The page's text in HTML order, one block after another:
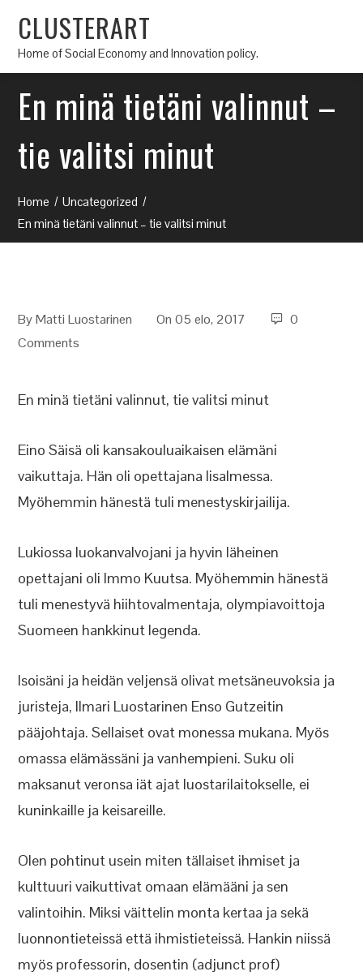
CLUSTERART
Home of Social Economy and Innovation policy.
En minä tietäni valinnut –
tie valitsi minut
Home
Uncategorized
En minä tietäni valinnut – tie valitsi minut
ByMatti Luostarinen On 05 elo, 2017
0
Comments
En minä tietäni valinnut, tie valitsi minut
Eino Säisä oli kansakouluaikaisen elämäni
vaikuttaja. Hän oli opettajana Iisalmessa.
Myöhemmin hänestä tuli menestyskirjailija.
Lukiossa luokanvalvojani ja hyvin läheinen
opettajani oli Immo Kuutsa. Myöhemmin hänestä
tuli menestyvä hiihtovalmentaja, olympiavoittoja
Suomeen hankkinut legenda.
Isoisäni ja heidän veljensä olivat metsäneuvoksia ja
juristeja, Ilmari Luostarinen Enso Gutzeitin
pääjohtaja. Sellaiset ovat monessa mukana. Myös
omassa elämässäni ja vanhempieni. Suku oli
maksanut veronsa iät ajat luostarilaitokselle, ei
kuninkaille ja keisareille.
Olen pohtinut usein miten tällaiset ihmiset ja
kulttuuri vaikuttivat omaan elämääni ja sen
valintoihin. Miksi väittelin monta kertaa ja sekä
luonnontieteissä että ihmistieteissä. Hankin niissä
myös professorin, dosentin (adjunct prof)